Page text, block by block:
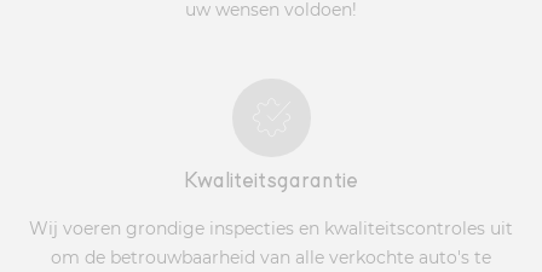
uw wensen voldoen!
Kwaliteitsgarantie
Wij voeren grondige inspecties en kwaliteitscontroles uit
om de betrouwbaarheid van alle verkochte auto's te